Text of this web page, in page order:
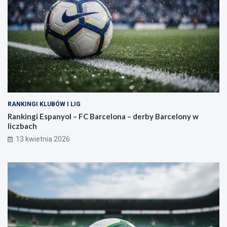
RANKINGI KLUBÓW I LIG
Rankingi Espanyol – FC Barcelona – derby Barcelony w
liczbach
13 kwietnia 2026